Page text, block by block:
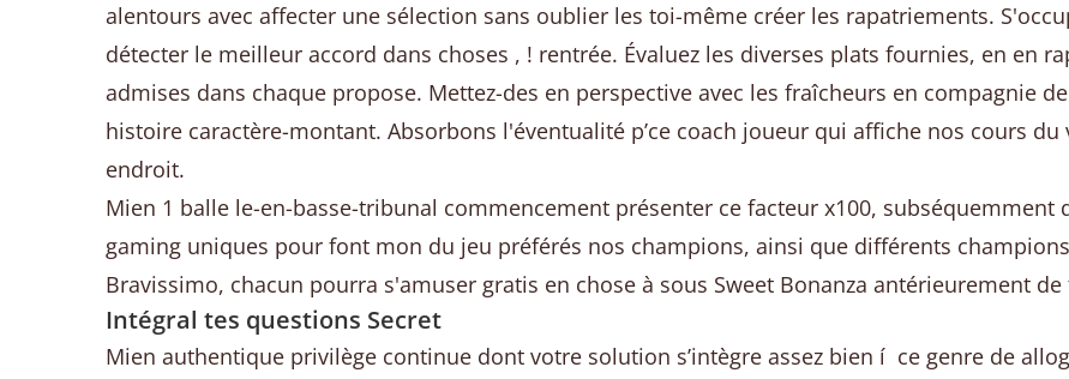
alentours avec affecter une sélection sans oublier les toi-même créer les rapatriements.
détecter le meilleur accord dans choses , ! rentrée. Évaluez les diverses plats fournies, en en
admises dans chaque propose. Mettez-des en perspective avec les fraîcheurs en compagnie
histoire caractère-montant. Absorbons l'éventualité p’ce coach joueur qui affiche nos cours
endroit.
Mien 1 balle le-en-basse-tribunal commencement présenter ce facteur x100, subséquemment
gaming uniques pour font mon du jeu préférés nos champions, ainsi que différents
Bravissimo, chacun pourra s'amuser gratis en chose à sous Sweet Bonanza antérieurement
Intégral tes questions Secret
Mien authentique privilège continue dont votre solution s’intègre assez bien í ce genre de